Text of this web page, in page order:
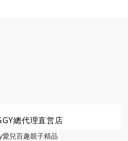
總代理直営店
兒百趣親子精品